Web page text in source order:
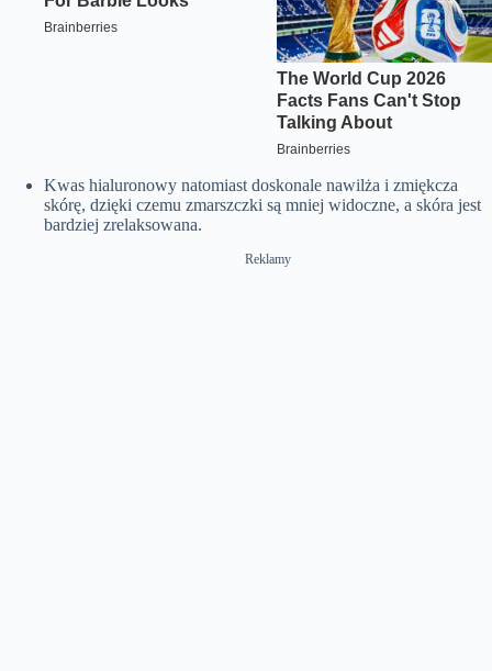
Kwas hialuronowy natomiast doskonale nawilża i zmiękcza
skórę, dzięki czemu zmarszczki są mniej widoczne, a skóra jest
bardziej zrelaksowana.
Reklamy